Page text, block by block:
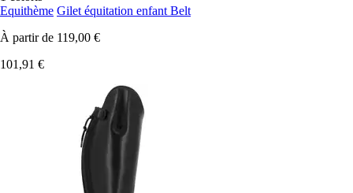
Equithème Gilet équitation enfant Belt
À partir de 119,00 €
101,91 €